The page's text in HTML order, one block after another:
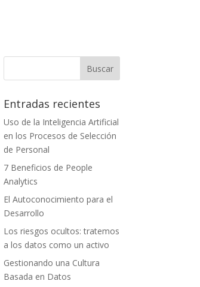
Entradas recientes
Uso de la Inteligencia Artificial
en los Procesos de Selección
de Personal
7 Beneficios de People
Analytics
El Autoconocimiento para el
Desarrollo
Los riesgos ocultos: tratemos
a los datos como un activo
Gestionando una Cultura
Basada en Datos